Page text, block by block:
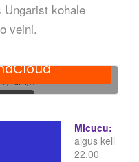
kohale
veini.
Micucu:
algus kell
22.00